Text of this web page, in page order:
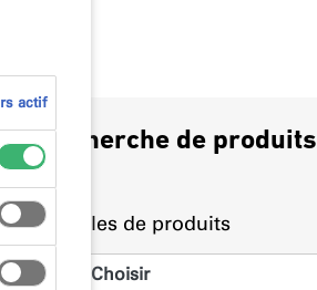
Recherche de produits
Familles de produits
Choisir
actif